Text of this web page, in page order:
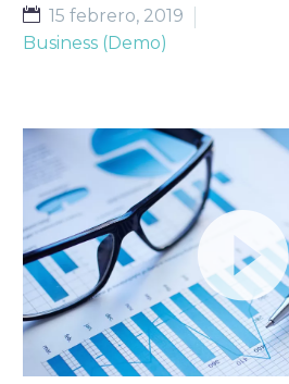
15 febrero, 2019
Business (Demo)